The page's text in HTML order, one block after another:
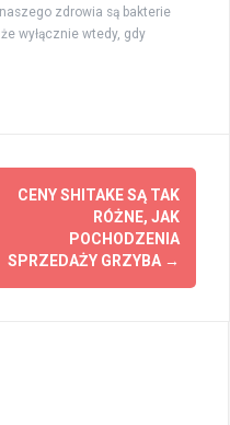
zdrowia są bakterie
wyłącznie wtedy, gdy
CENY SHITAKE SĄ TAK
RÓŻNE, JAK
POCHODZENIA
SPRZEDAŻY GRZYBA →